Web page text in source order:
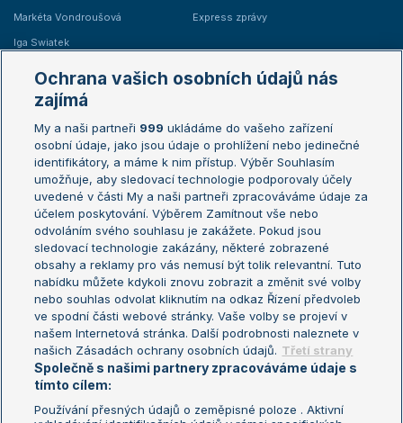
Markéta Vondroušová
Iga Swiatek
Express zprávy
Žebříčky
Žebříček ATP (muži)
Žebříček WTA (ženy)
Sázkařský žebříček
Australian Open
French Open
Wimbledon
US Open
Turnaj mistrů
Turnaj mistryň
Aktualní trendy
Fotbalové přestupy
Livesport Daily
LS Prague Open
Ochrana vašich osobních údajů nás
zajímá
My a naši partneři 999 ukládáme do vašeho zařízení
osobní údaje, jako jsou údaje o prohlížení nebo jedinečné
identifikátory, a máme k nim přístup. Výběr Souhlasím
umožňuje, aby sledovací technologie podporovaly účely
uvedené v části My a naši partneři zpracováváme údaje za
účelem poskytování. Výběrem Zamítnout vše nebo
odvoláním svého souhlasu je zakážete. Pokud jsou
sledovací technologie zakázány, některé zobrazené
obsahy a reklamy pro vás nemusí být tolik relevantní. Tuto
nabídku můžete kdykoli znovu zobrazit a změnit své volby
nebo souhlas odvolat kliknutím na odkaz Řízení předvoleb
ve spodní části webové stránky. Vaše volby se projeví v
našem Internetová stránka. Další podrobnosti naleznete v
našich Zásadách ochrany osobních údajů. Třetí strany
Společně s našimi partnery zpracováváme údaje s
tímto cílem:
Používání přesných údajů o zeměpisné poloze . Aktivní